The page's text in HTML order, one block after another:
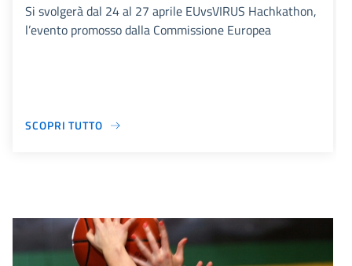
Si svolgerà dal 24 al 27 aprile EUvsVIRUS Hachkathon,
l’evento promosso dalla Commissione Europea
SCOPRI TUTTO